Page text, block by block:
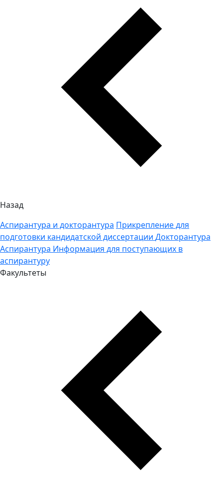
Назад
Аспирантура и докторантура Прикрепление для
подготовки кандидатской диссертации Докторантура
Аспирантура Информация для поступающих в
аспирантуру
Факультеты